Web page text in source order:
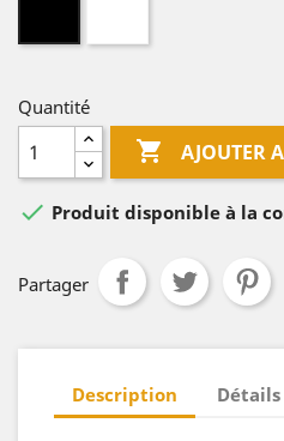
Quantité
 AJOUTER
 Produit disponible à la
Partager
Description